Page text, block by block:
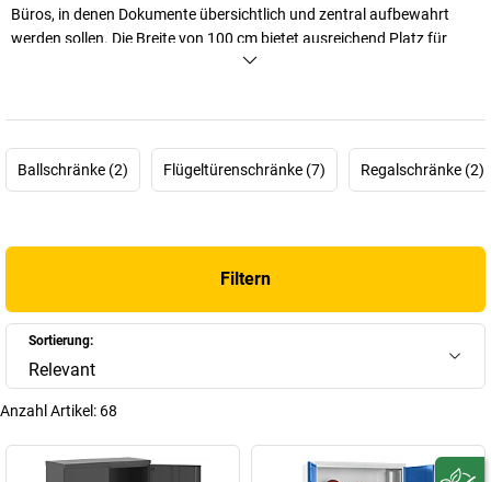
Büros, in denen Dokumente übersichtlich und zentral aufbewahrt
werden sollen. Die Breite von 100 cm bietet ausreichend Platz für
Ordner, Akten und Unterlagen, ohne dabei zu viel Raum einzunehmen.
Durch seine klar definierte Größe lässt sich ein100 cm breiter
abschließbarer Aktenschrank mit 100 cm Breite
zusätzliche Sicherheit für sensible Unterlagen und tragen dazu bei,
Übersicht und Schutz sinnvoll miteinander zu verbinden.
Mehr anzeigen
Ballschränke (2) Flügeltürenschränke (7) Regalschränke (2)
Filtern
Sortierung:
Relevant
Anzahl Artikel: 68